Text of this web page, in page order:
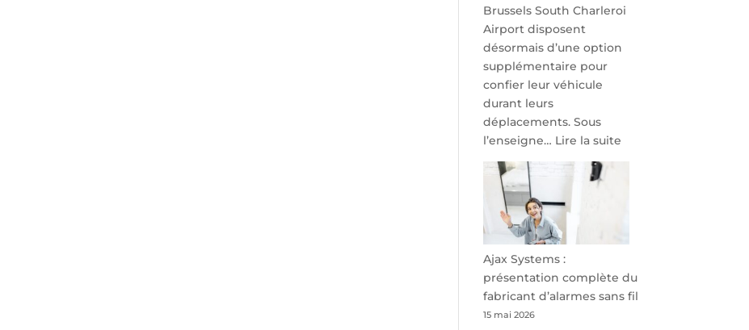
Brussels South Charleroi
Airport disposent
désormais d’une option
supplémentaire pour
confier leur véhicule
durant leurs
déplacements. Sous
l’enseigne… Lire la suite
Park
redessine
Ajax Systems :
présentation complète du
fabricant d’alarmes sans fil
15 mai 2026